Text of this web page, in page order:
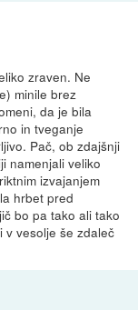
zraven. Ne
minile brez
da je bila
in tveganje
Pač, ob zdajšnji
namenjali veliko
izvajanjem
hrbet pred
bo pa tako ali tako
v vesolje še zdaleč